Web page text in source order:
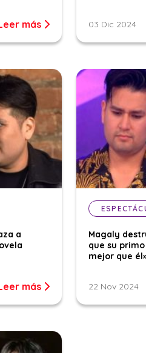
más 03 Dic 2024
a
más
Magaly
que su
mejor que
22 Nov 2024